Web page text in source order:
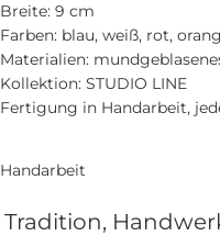
Breite: 9 cm
Farben: blau, weiß, rot,
Materialien:
Kollektion: STUDIO LINE
Fertigung in Handarbeit,
Handarbeit
Tradition,